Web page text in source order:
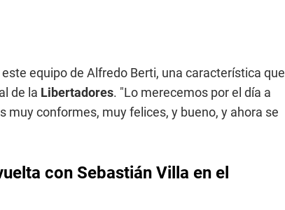
equipo de Alfredo Berti, una característica que
de la Libertadores. "Lo merecemos por el día a
conformes, muy felices, y bueno, y ahora se
con Sebastián Villa en el